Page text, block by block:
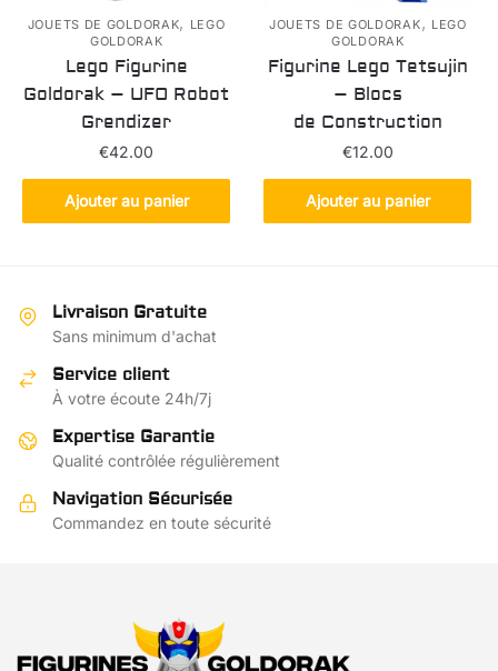
JOUETS DE GOLDORAK, LEGO
GOLDORAK
Lego Figurine
Goldorak – UFO Robot
Grendizer
€42.00
Ajouter au panier
JOUETS DE GOLDORAK, LEGO
GOLDORAK
Figurine Lego Tetsujin
– Blocs
de Construction
€12.00
Ajouter au panier
Livraison Gratuite
Sans minimum d'achat
Service client
À votre écoute 24h/7j
Expertise Garantie
Qualité contrôlée régulièrement
Navigation Sécurisée
Commandez en toute sécurité